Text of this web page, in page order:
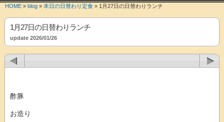
HOME » blog » 本日の日替わり定食 » 1月27日の日替わりランチ
1月27日の日替わりランチ
update 2026/01/26
酢豚
お造り